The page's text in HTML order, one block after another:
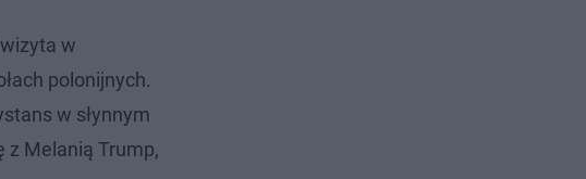
w
polonijnych.
w słynnym
z Melanią Trump,